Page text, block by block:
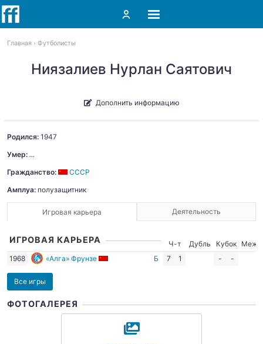
Главная Футболисты
Ниязалиев Нурлан Саятович
Дополнить информацию
Родился: 1947
Умер: ...
Гражданство:
СССР
Амплуа: полузащитник
Игровая карьера Деятельность
ИГРОВАЯ КАРЬЕРА Ч-т Дубль Кубок
Межд.
1968
«Алга» Фрунзе Б 7 1 - -
Все игры
ФОТОГАЛЕРЕЯ